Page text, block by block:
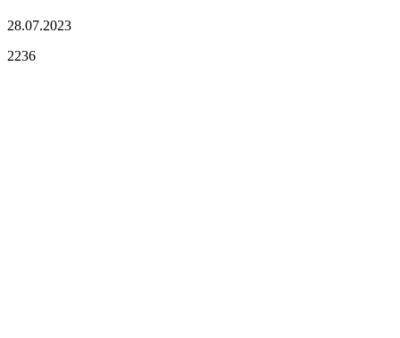
28.07.2023
2236